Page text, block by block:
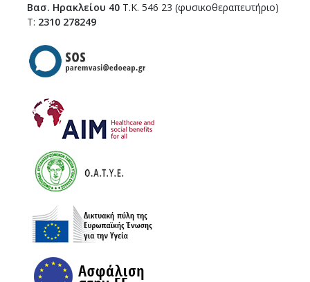
Βασ. Ηρακλείου 40 Τ.Κ. 546 23 (φυσικοθεραπευτήριο)
Τ: 2310 278249